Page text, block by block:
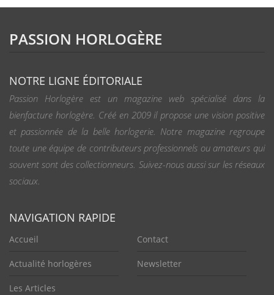
PASSION HORLOGÈRE
NOTRE LIGNE ÉDITORIALE
Passion Horlogère est un magazine web spécialisé dans la
bienfacture horlogère. Créé en 2009 il propose une vision positive
et passionnée de la belle horlogerie. Notre magazine regroupe
toute une équipe de contributeurs professionnels ou amateurs qui
souvent sont des collectionneurs. Suivez-nous aussi sur les réseaux
sociaux.
NAVIGATION RAPIDE
Accueil
Actualité horlogères
Les Articles
Contact
Newsletter